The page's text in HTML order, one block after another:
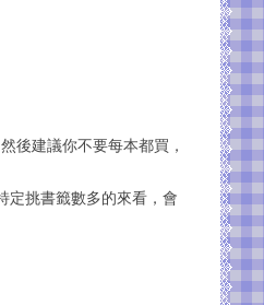
後建議你不要每本都買，
定挑書籤數多的來看，會